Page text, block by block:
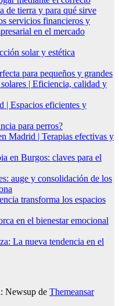
de tierra y para qué sirve
servicios financieros y
en el mercado
solar y estética
para pequeños y grandes
| Eficiencia, calidad y
| Espacios eficientes y
para perros?
Madrid | Terapias efectivas y
en Burgos: claves para el
auge y consolidación de los
transforma los espacios
en el bienestar emocional
La nueva tendencia en el
Newsup de Themeansar